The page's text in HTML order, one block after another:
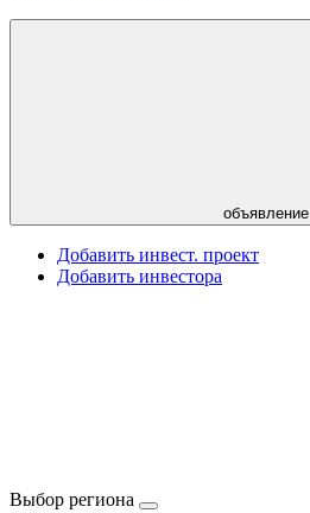
объявление
Добавить инвест. проект
Добавить инвестора
Выбор региона